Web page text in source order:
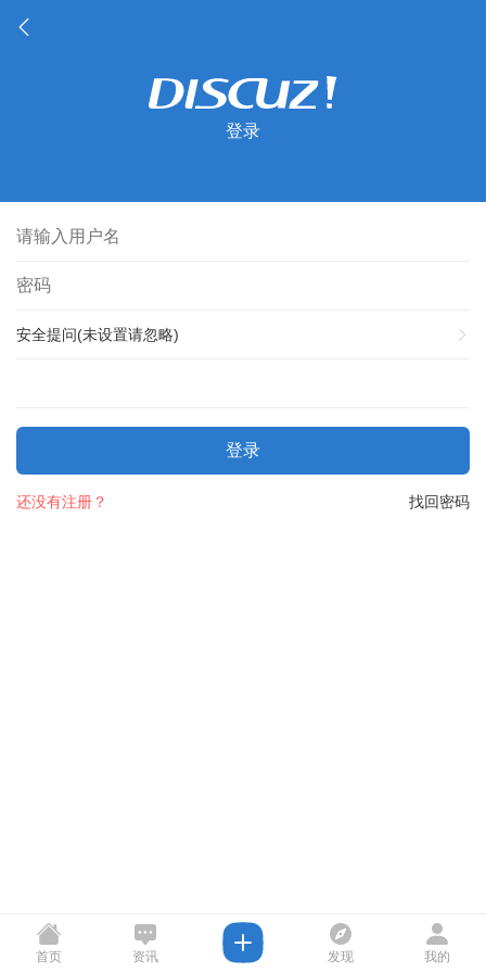
登录
安全提问(未设置请忽略)
登录
找回密码
还没有注册？
首页 资讯 发现 我的